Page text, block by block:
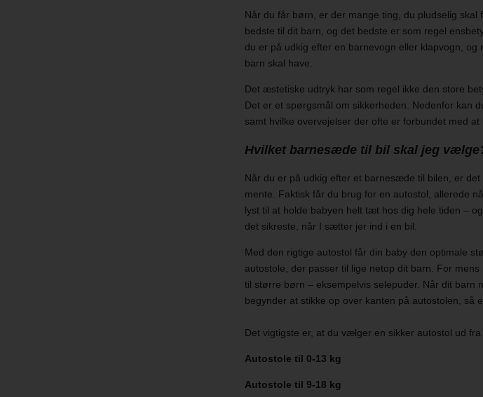
Når du får børn, er der mange ting, du pludselig
bedste til dit barn, og det bedste er som regel
du er på udkig efter en barnevogn eller klapvogn,
barn skal have.
Det æstetiske udtryk har som regel ikke den store
Det er et spørgsmål om sikkerheden. Nedenfor kan
samt hvilke overvejelser der ofte er forbundet med at
Hvilket barnesæde til bil skal jeg
Når du er på udkig efter et barnesæde til bilen, er
mente. Faktisk får du brug for en autostol, allerede
lyst til at holde babyen helt tæt hos dig hele tiden –
det sikreste, når I sætter jer ind i en bil.
Med den rigtige autostol får din baby den optimale
autostole, der passer til lige netop dit barn. For
til større børn – eksempelvis selepuder. Når dit
begynder at stikke op over kanten på autostolen, så
Det vigtigste er, at du vælger en sikker autostol ud
Autostole til 0-13 kg
Autostole til 9-18 kg